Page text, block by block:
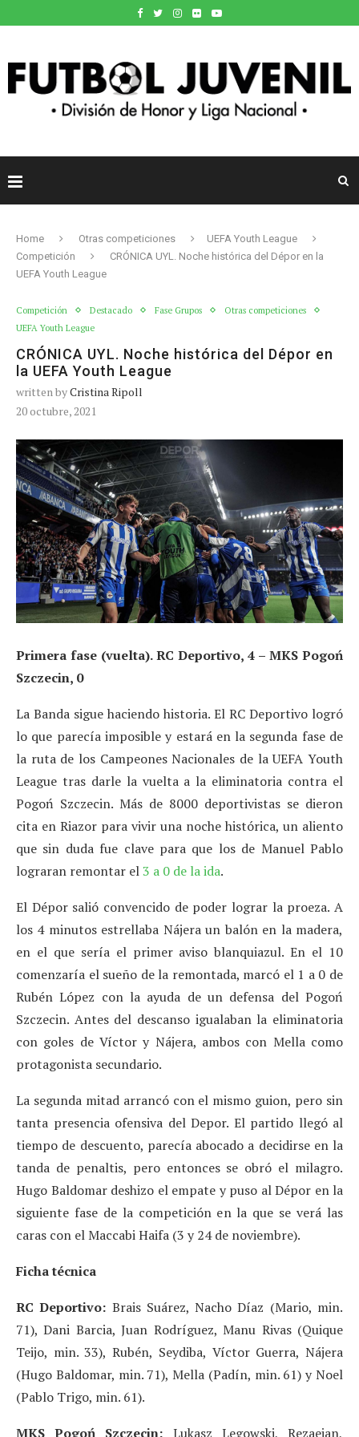
Home Otras competiciones
UEFA Youth League
Competición
CRÓNICA UYL. Noche histórica del Dépor en la
UEFA Youth League
Competición Destacado Fase Grupos
Otras competiciones
UEFA Youth League
CRÓNICA UYL. Noche histórica del Dépor en
la UEFA Youth League
written byCristina Ripoll
20 octubre, 2021
Primera fase (vuelta). RC Deportivo, 4 – MKS Pogoń
Szczecin, 0
La Banda sigue haciendo historia. El RC Deportivo logró
lo que parecía imposible y estará en la segunda fase de
la ruta de los Campeones Nacionales de la UEFA Youth
League tras darle la vuelta a la eliminatoria contra el
Pogoń Szczecin. Más de 8000 deportivistas se dieron
cita en Riazor para vivir una noche histórica, un aliento
que sin duda fue clave para que los de Manuel Pablo
lograran remontar el3 a 0 de la ida.
El Dépor salió convencido de poder lograr la proeza. A
los 4 minutos estrellaba Nájera un balón en la madera,
en el que sería el primer aviso blanquiazul. En el 10
comenzaría el sueño de la remontada, marcó el 1 a 0 de
Rubén López con la ayuda de un defensa del Pogoń
Szczecin. Antes del descanso igualaban la eliminatoria
con goles de Víctor y Nájera, ambos con Mella como
protagonista secundario.
La segunda mitad arrancó con el mismo guion, pero sin
tanta presencia ofensiva del Depor. El partido llegó al
tiempo de descuento, parecía abocado a decidirse en la
tanda de penaltis, pero entonces se obró el milagro.
Hugo Baldomar deshizo el empate y puso al Dépor en la
siguiente fase de la competición en la que se verá las
caras con el Maccabi Haifa (3 y 24 de noviembre).
Ficha técnica
RC Deportivo: Brais Suárez, Nacho Díaz (Mario, min.
71), Dani Barcia, Juan Rodríguez, Manu Rivas (Quique
Teijo, min. 33), Rubén, Seydiba, Víctor Guerra, Nájera
(Hugo Baldomar, min. 71), Mella (Padín, min. 61) y Noel
(Pablo Trigo, min. 61).
MKS Pogoń Szczecin: Lukasz Legowski, Rezaeian,